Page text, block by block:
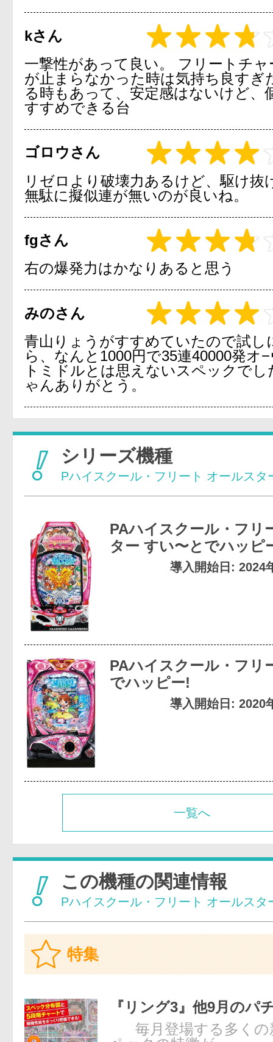
kさん
一撃性があって良い。 フリートチ
が止まらなかった時は気持ち良すぎ
る時もあって、安定感はないけど、
すすめできる台
ゴロウさん
リゼロより破壊力あるけど、駆け抜
無駄に擬似連が無いのが良いね。
fgさん
右の爆発力はかなりあると思う
みのさん
青山りょうがすすめていたので試し
ら、なんと1000円で35連40000発オ
トミドルとは思えないスペックで
ゃんありがとう。
シリーズ機種
Pハイスクール・フリート オールスタ
PAハイスクール・フリ
ター すい〜とでハッピ
導入開始日: 2024
PAハイスクール・フリ
でハッピー!
導入開始日: 2020
一覧へ
この機種の関連情報
Pハイスクール・フリート オールスタ
特集
『リング3』他9月のパ
毎月登場する多くの